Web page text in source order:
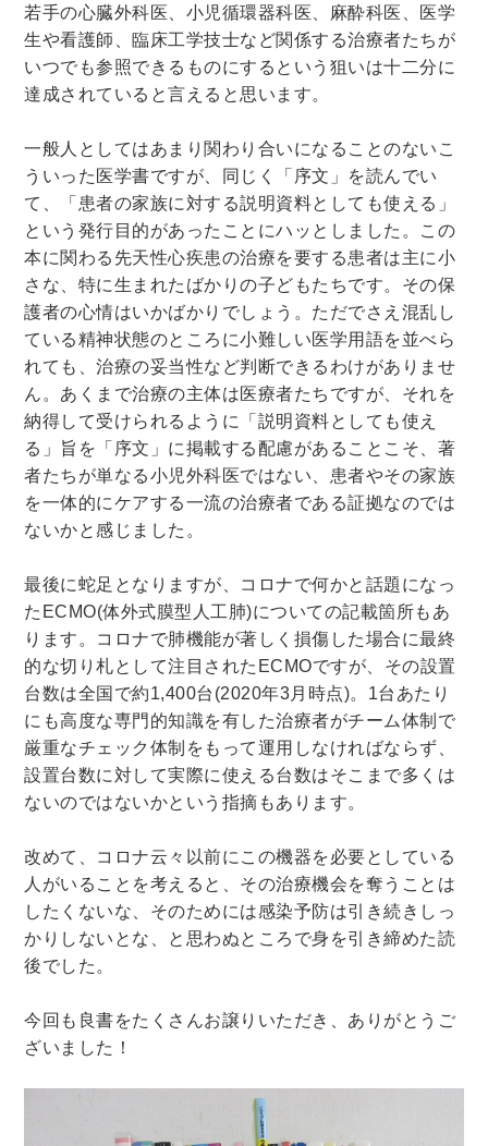
若手の心臓外科医、小児循環器科医、麻酔科医、医学
生や看護師、臨床工学技士など関係する治療者たちが
いつでも参照できるものにするという狙いは十二分に
達成されていると言えると思います。
一般人としてはあまり関わり合いになることのないこ
ういった医学書ですが、同じく「序文」を読んでい
て、「患者の家族に対する説明資料としても使える」
という発行目的があったことにハッとしました。この
本に関わる先天性心疾患の治療を要する患者は主に小
さな、特に生まれたばかりの子どもたちです。その保
護者の心情はいかばかりでしょう。ただでさえ混乱し
ている精神状態のところに小難しい医学用語を並べら
れても、治療の妥当性など判断できるわけがありませ
ん。あくまで治療の主体は医療者たちですが、それを
納得して受けられるように「説明資料としても使え
る」旨を「序文」に掲載する配慮があることこそ、著
者たちが単なる小児外科医ではない、患者やその家族
を一体的にケアする一流の治療者である証拠なのでは
ないかと感じました。
最後に蛇足となりますが、コロナで何かと話題になっ
たECMO(体外式膜型人工肺)についての記載箇所もあ
ります。コロナで肺機能が著しく損傷した場合に最終
的な切り札として注目されたECMOですが、その設置
台数は全国で約1,400台(2020年3月時点)。1台あたり
にも高度な専門的知識を有した治療者がチーム体制で
厳重なチェック体制をもって運用しなければならず、
設置台数に対して実際に使える台数はそこまで多くは
ないのではないかという指摘もあります。
改めて、コロナ云々以前にこの機器を必要としている
人がいることを考えると、その治療機会を奪うことは
したくないな、そのためには感染予防は引き続きしっ
かりしないとな、と思わぬところで身を引き締めた読
後でした。
今回も良書をたくさんお譲りいただき、ありがとうご
ざいました！